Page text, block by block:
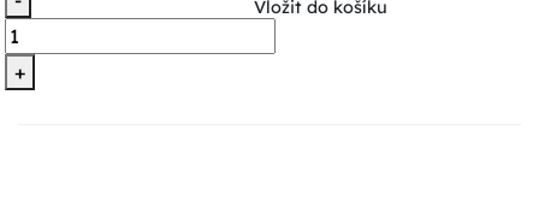
+
Vložit do košíku